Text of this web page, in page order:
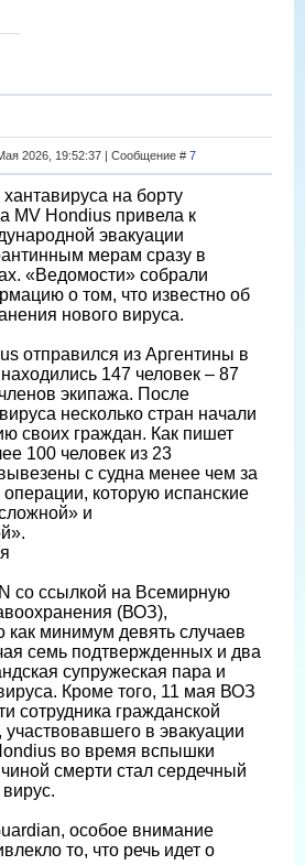
2026, 19:52:37 | Сообщение # 7
на борту
MV Hondius привела к
эвакуации
мерам сразу в
«Ведомости» собрали
о том, что известно об
нового вируса.
отправился из Аргентины в
147 человек – 87
экипажа. После
несколько стран начали
своих граждан. Как пишет
100 человек из 23
с судна менее чем за
операции, которую испанские
и
со ссылкой на Всемирную
(ВОЗ),
как минимум девять случаев
семь подтвержденных и два
супружеская пара и
Кроме того, 11 мая ВОЗ
сотрудника гражданской
в эвакуации
во время вспышки
смерти стал сердечный
особое внимание
то, что речь идет о